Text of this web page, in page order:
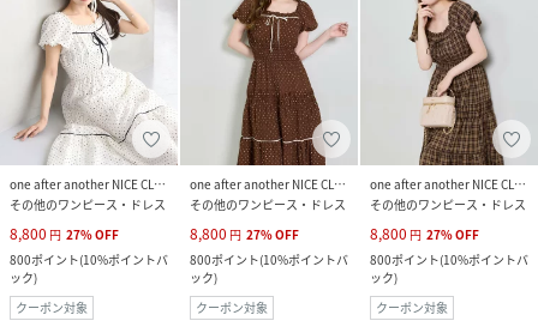
one after another NICE CLAUP
その他のワンピース・ドレス
8,800 円 27%OFF
800ポイント(10%ポイントバ
ック)
クーポン対象
one after another NICE CLAUP
その他のワンピース・ドレス
8,800 円 27%OFF
800ポイント(10%ポイントバ
ック)
クーポン対象
one after another NICE CLAUP
その他のワンピース・ドレス
8,800 円 27%OFF
800ポイント(10%ポイントバ
ック)
クーポン対象